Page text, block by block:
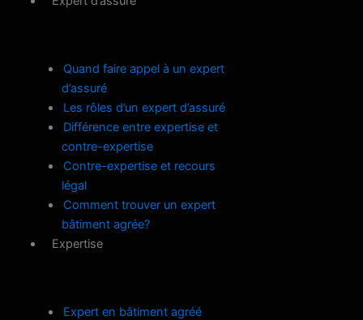
Quand faire appel à un expert
d’assuré
Les rôles d’un expert d’assuré
Différence entre expertise et
contre-expertise
Contre-expertise et recours
légal
Comment trouver un expert
bâtiment agrée?
Expertise
Expert en bâtiment agréé